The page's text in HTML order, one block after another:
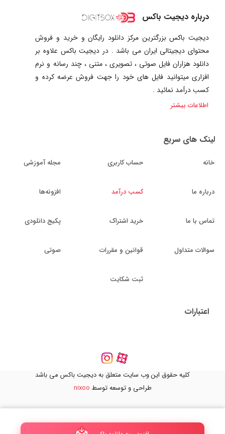
درباره دیجیت باکس
دیجیت باکس بزرگترین مرکز دانلود رایگان و خرید و فروش
محتوای دیجیتالی ایران می باشد . در دیجیت باکس علاوه بر
دانلود هزاران فایل صوتی ، تصویری ، متنی ، چند رسانه و نرم
افزاری میتوانید فایل های خود را جهت فروش عرضه کرده و
کسب درآمد نمائید .
اطلاعات بیشتر
لینک های سریع
خانه
درباره ما
تماس با ما
سوالات متداول
حساب کاربری
کسب درآمد
خرید اشتراک
قوانین و مقررات
ثبت شکایت
مجله آموزشی
افزونه‌ها
پکیج دانلودی
صوتی
اعتبارات
کلیه حقوق این وب سایت متعلق به دیجیت باکس می باشد
طراحی و توسعه توسط nixoo